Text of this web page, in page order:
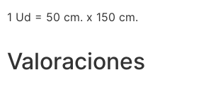
1 Ud = 50 cm. x 150 cm.
Valoraciones